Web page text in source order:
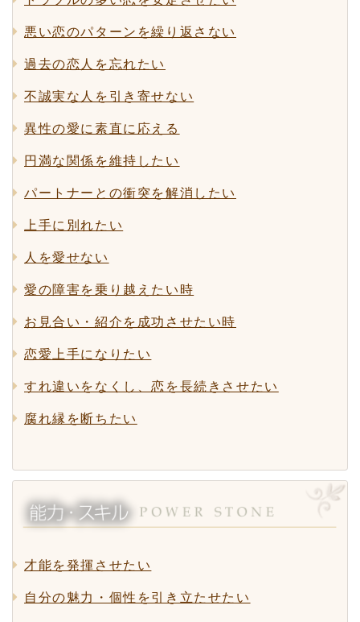
悪い恋のパターンを繰り返さない
過去の恋人を忘れたい
不誠実な人を引き寄せない
異性の愛に素直に応える
円満な関係を維持したい
パートナーとの衝突を解消したい
上手に別れたい
人を愛せない
愛の障害を乗り越えたい時
お見合い・紹介を成功させたい時
恋愛上手になりたい
すれ違いをなくし、恋を長続きさせたい
腐れ縁を断ちたい
才能を発揮させたい
自分の魅力・個性を引き立たせたい